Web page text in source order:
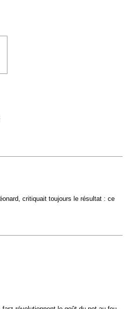
critiquait toujours le résultat : ce